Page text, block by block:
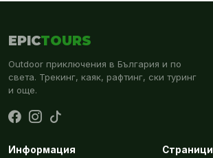
EPICTOURS
Outdoor приключения в България и по
света. Трекинг, каяк, рафтинг, ски туринг
и още.
Информация Страници